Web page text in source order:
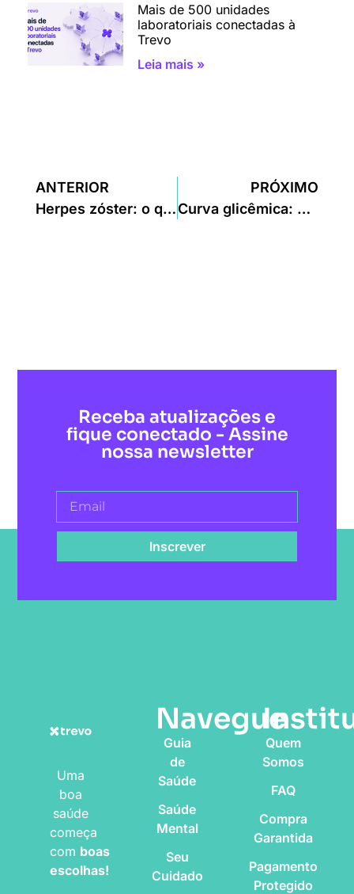
Mais de 500 unidades
laboratoriais conectadas à
Trevo
Leia mais »
ANTERIOR
Herpes zóster: o que é, sintomas e exames
PRÓXIMO
Curva glicêmica: o que é, quem deve fazer e valores de referência
Receba atualizações e
fique conectado - Assine
nossa newsletter
Inscrever
Uma
boa
saúde
começa
com boas
escolhas!
Navegue
Guia
de
Saúde
Saúde
Mental
Seu
Cuidado
Quem
Somos
FAQ
Compra
Garantida
Pagamento
Protegido